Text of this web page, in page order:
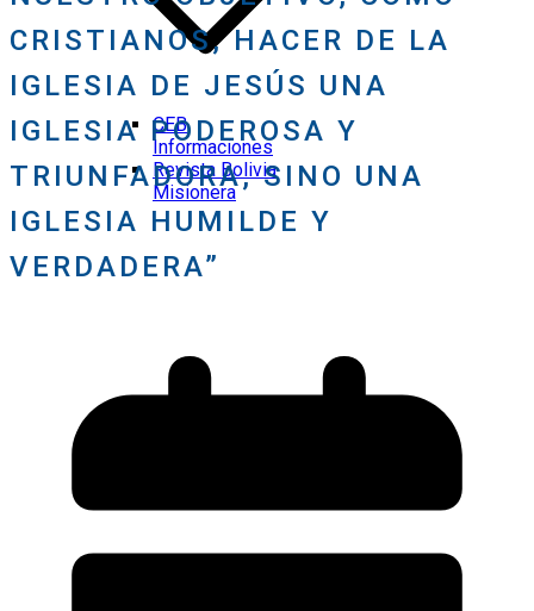
CEB
Informaciones
Revista Bolivia
Misionera
CRISTIANOS, HACER DE LA
IGLESIA DE JESÚS UNA
IGLESIA PODEROSA Y
TRIUNFADORA, SINO UNA
IGLESIA HUMILDE Y
VERDADERA”